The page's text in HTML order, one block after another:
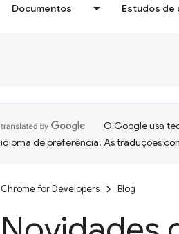
Documentos Estudos de
O Google usa
idioma de preferência. As traduções
Chrome for Developers Blog